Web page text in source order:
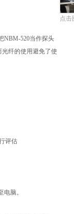
NBM-520当作探头
纤的使用避免了使
评估
脑。
点击